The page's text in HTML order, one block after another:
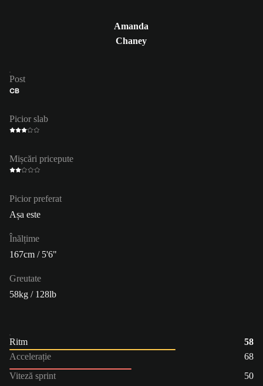
Amanda
Chaney
Post
CB
Picior slab
Mișcări pricepute
Picior preferat
Așa este
Înălțime
167cm / 5'6"
Greutate
58kg / 128lb
Ritm
58
Accelerație
68
Viteză sprint
50